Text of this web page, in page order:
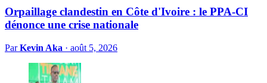
Orpaillage clandestin en Côte d'Ivoire : le PPA-CI
dénonce une crise nationale
ParKevin Aka · août 5, 2026